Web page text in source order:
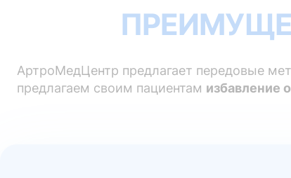
АртроМедЦентр предлагает передовые
предлагаем своим пациентам избавление